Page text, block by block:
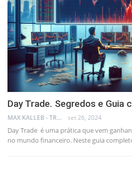
Day Trade. Segredos e Guia
MAX KALLEB - TRADER set 26, 2024
Day Trade é uma prática que vem
no mundo financeiro. Neste guia